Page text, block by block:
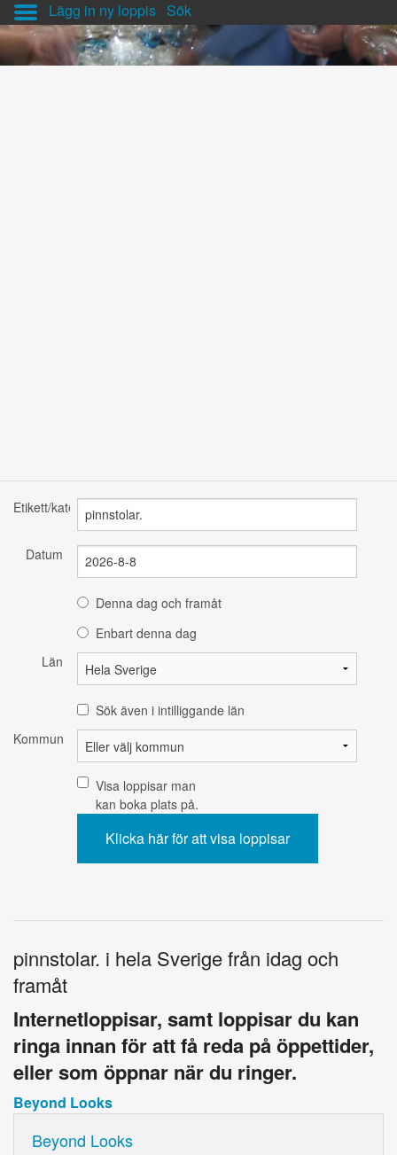
Lägg in ny loppis Sök
Etikett/kategori
Datum
Denna dag och framåt
Enbart denna dag
Län
Sök även i intilliggande län
Kommun
Visa loppisar man
kan boka plats på.
pinnstolar. i hela Sverige från idag och
framåt
Internetloppisar, samt loppisar du kan
ringa innan för att få reda på öppettider,
eller som öppnar när du ringer.
Beyond Looks
Beyond Looks